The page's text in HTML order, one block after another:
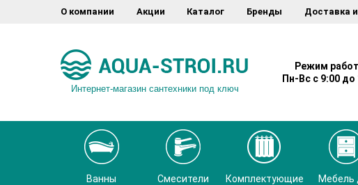
О компании Акции Каталог Бренды Доставка
Интернет-магазин сантехники под ключ
Режим
Пн-Вс с 9:00 до
Ванны Смесители
Комплектующие
Мебель